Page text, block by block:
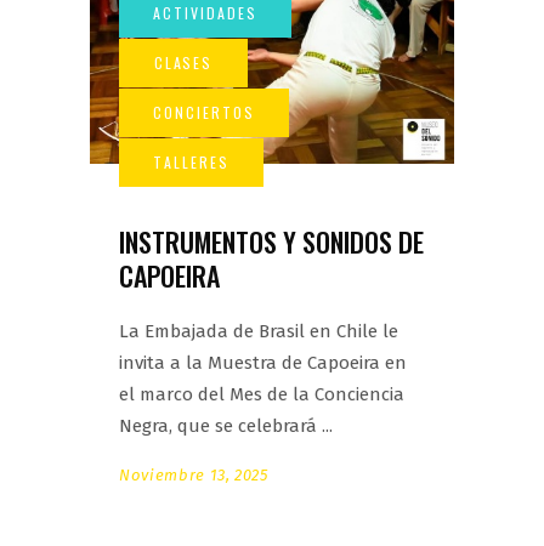
INSTRUMENTOS Y SONIDOS DE
CAPOEIRA
La Embajada de Brasil en Chile le
invita a la Muestra de Capoeira en
el marco del Mes de la Conciencia
Negra, que se celebrará
Noviembre 13, 2025